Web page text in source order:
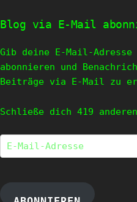
Blog via E-Mail
Gib deine E-Mail-
abonnieren und
Beiträge via E-Mail zu
Schließe dich 419
E-
Mail-